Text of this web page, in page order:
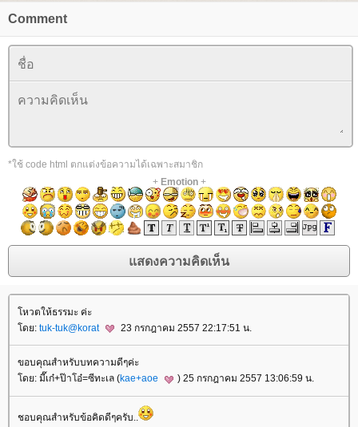
Comment
*ใช้ code html ตกแต่งข้อความได้เฉพาะสมาชิก
+ Emotion+
หวตให้ธรรมะ ค่ะ
ดย: tuk-tuk@korat 23 กรกฎาคม 2557 22:17:51 น.
ขอบคุณสำหรับบทความดีๆค่ะ
ดย: มี๊เก๋+ป๊าโอ๋=ซีทะเล (kae+aoe ) 25 กรกฎาคม 2557 13:06:59 น.
ชอบคุณสำหรับข้อคิดดีๆครับ..